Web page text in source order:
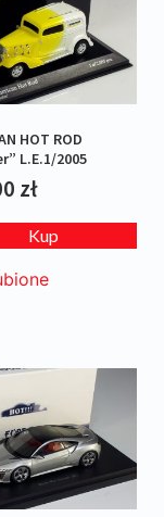
HOT ROD
L.E.1/2005
zł
Kup